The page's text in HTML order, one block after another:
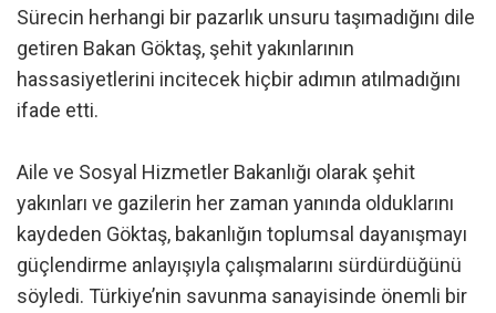
Sürecin herhangi bir pazarlık unsuru taşımadığını dile
getiren Bakan Göktaş, şehit yakınlarının
hassasiyetlerini incitecek hiçbir adımın atılmadığını
ifade etti.
Aile ve Sosyal Hizmetler Bakanlığı olarak şehit
yakınları ve gazilerin her zaman yanında olduklarını
kaydeden Göktaş, bakanlığın toplumsal dayanışmayı
güçlendirme anlayışıyla çalışmalarını sürdürdüğünü
söyledi. Türkiye’nin savunma sanayisinde önemli bir